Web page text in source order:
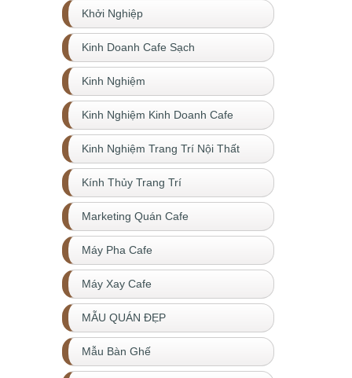
Khởi Nghiệp
Kinh Doanh Cafe Sạch
Kinh Nghiệm
Kinh Nghiệm Kinh Doanh Cafe
Kinh Nghiệm Trang Trí Nội Thất
Kính Thủy Trang Trí
Marketing Quán Cafe
Máy Pha Cafe
Máy Xay Cafe
MẪU QUÁN ĐẸP
Mẫu Bàn Ghế